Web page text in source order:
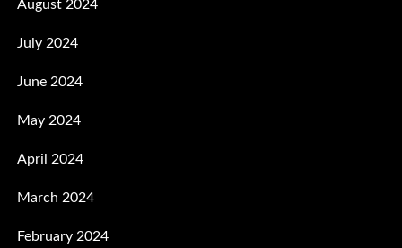
August 2024
July 2024
June 2024
May 2024
April 2024
March 2024
February 2024